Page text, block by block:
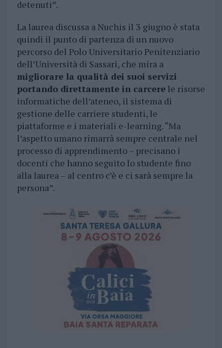
detenuti”.
La laurea discussa a Nuchis il 3 giugno è stata
quindi il punto di partenza di un nuovo
percorso del Polo Universitario Penitenziario
dell’Università di Sassari, che mira a
migliorare la qualità dei suoi servizi
portando direttamente in carcerele risorse
informatiche dell’ateneo, il sistema di
gestione delle carriere studenti, le
piattaforme e i materiali e-learning. “Ma
l’aspetto umano rimarrà sempre centrale nel
processo di apprendimento – precisano i
docenti che hanno seguito lo studente fino
alla laurea – al centro c’è e ci sarà sempre la
persona”.